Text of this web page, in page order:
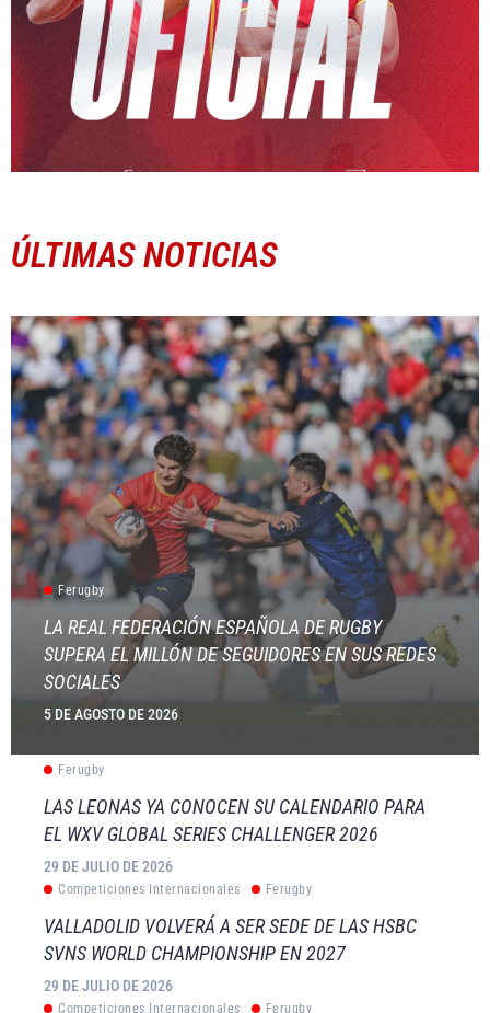
ÚLTIMAS NOTICIAS
Ferugby
LA REAL FEDERACIÓN ESPAÑOLA DE RUGBY
SUPERA EL MILLÓN DE SEGUIDORES EN SUS REDES
SOCIALES
5 DE AGOSTO DE 2026
Ferugby
LAS LEONAS YA CONOCEN SU CALENDARIO PARA
EL WXV GLOBAL SERIES CHALLENGER 2026
29 DE JULIO DE 2026
Competiciones Internacionales Ferugby
VALLADOLID VOLVERÁ A SER SEDE DE LAS HSBC
SVNS WORLD CHAMPIONSHIP EN 2027
29 DE JULIO DE 2026
Competiciones Internacionales Ferugby